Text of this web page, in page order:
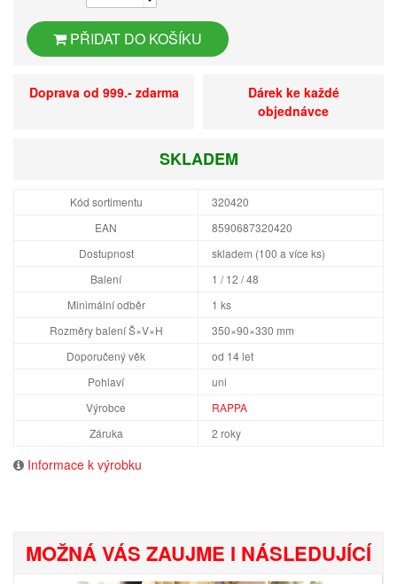
PŘIDAT DO KOŠÍKU
Doprava od 999.- zdarma
Dárek ke každé
objednávce
SKLADEM
Kód sortimentu
320420
EAN
8590687320420
Dostupnost
skladem (100 a více ks)
Balení
1 / 12 / 48
Minimální odběr
1 ks
Rozměry balení Š×V×H
350×90×330 mm
Doporučený věk
od 14 let
Pohlaví
uni
Výrobce
RAPPA
Záruka
2 roky
Informace k výrobku
MOŽNÁ VÁS ZAUJME I NÁSLEDUJÍCÍ